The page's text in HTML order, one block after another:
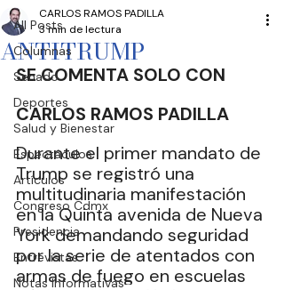
All Posts
Columnas
Senado
Deportes
Salud y Bienestar
Espectáculos
Artículos
Congreso Cdmx
Presidencia
Entrevistas
Notas Informativas
ANTITRUMP
CARLOS RAMOS PADILLA
3 min de lectura
SE COMENTA SOLO CON
CARLOS RAMOS PADILLA
Durante el primer mandato de
Trump se registró una
multitudinaria manifestación
en la Quinta avenida de Nueva
York demandando seguridad
por la serie de atentados con
armas de fuego en escuelas